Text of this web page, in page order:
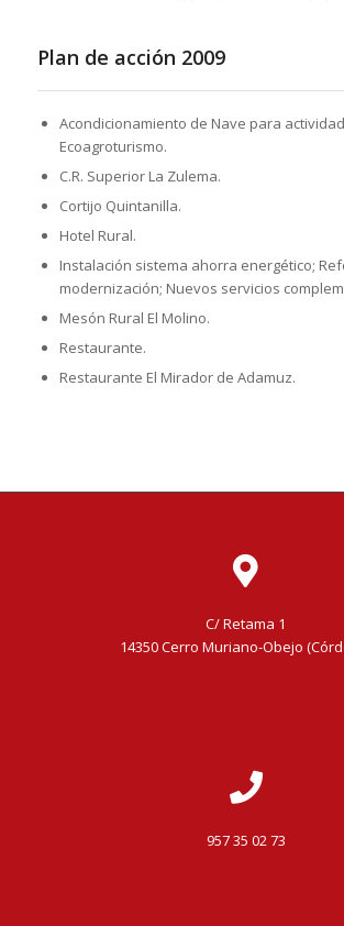
Plan de acción 2009
Acondicionamiento de Nave para
Ecoagroturismo.
C.R. Superior La Zulema.
Cortijo Quintanilla.
Hotel Rural.
Instalación sistema ahorra energético;
modernización; Nuevos servicios
Mesón Rural El Molino.
Restaurante.
Restaurante El Mirador de Adamuz.
C/ Retama 1
14350 Cerro Muriano-Obejo
957 35 02 73